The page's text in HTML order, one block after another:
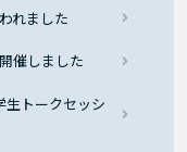
れました
催しました
生トークセッシ